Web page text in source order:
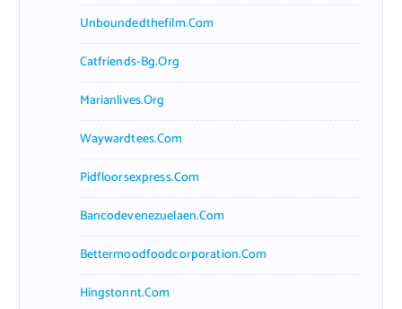
Unboundedthefilm.com
Catfriends-Bg.org
Marianlives.org
Waywardtees.com
Pidfloorsexpress.com
Bancodevenezuelaen.com
Bettermoodfoodcorporation.com
Hingstonnt.com